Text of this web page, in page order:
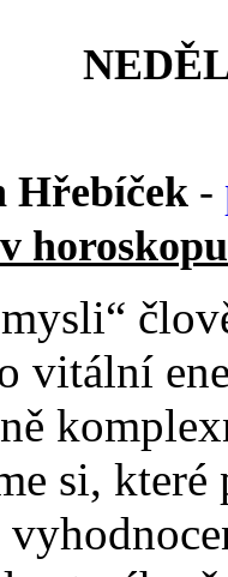
Hřebíček -
vitální
si,